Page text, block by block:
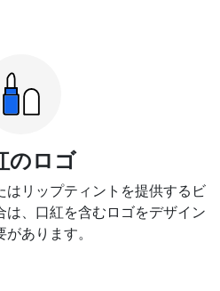
のロゴ
はリップティントを提供するビ
は、口紅を含むロゴをデザイン
あります。